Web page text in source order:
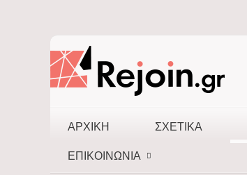
ΑΡΧΙΚΉ ΣΧΕΤΙΚΆ
ΕΠΙΚΟΙΝΩΝΊΑ